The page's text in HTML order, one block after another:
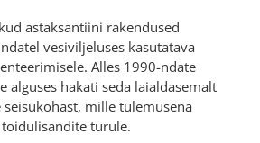
astaksantiini rakendused
vesiviljeluses kasutatava
Alles 1990-ndate
alguses hakati seda laialdasemalt
mille tulemusena
turule.